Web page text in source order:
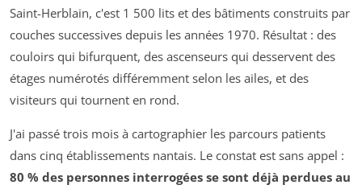
Saint-Herblain, c'est 1 500 lits et des bâtiments construits par
couches successives depuis les années 1970. Résultat : des
couloirs qui bifurquent, des ascenseurs qui desservent des
étages numérotés différemment selon les ailes, et des
visiteurs qui tournent en rond.
J'ai passé trois mois à cartographier les parcours patients
dans cinq établissements nantais. Le constat est sans appel :
80 % des personnes interrogées se sont déjà perdues au